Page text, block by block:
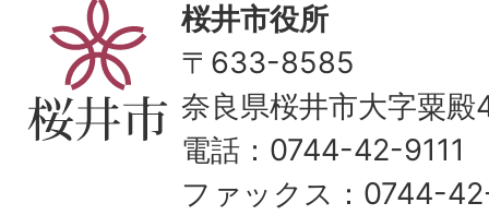
桜井市役所
〒633-8585
奈良県桜井市大字粟
電話：0744-42-9111
ファックス：0744-